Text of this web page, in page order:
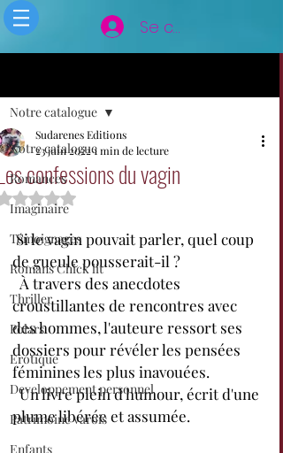
Se connecter
Notre catalogue
Romances
Imaginaire
Témoignages
Romans Chick lit
Thriller
Polars
Erotique
Developpement personnel
Patrimoine varois
Enfants
Notre catalogue
confessions du vagin
Sudarenes Editions
23 juin 20221 min de lecture
Noté NaN étoiles sur 5.
Si le vagin pouvait parler, quel coup
de gueule pousserait-il ?
croustillantes de rencontres avec
des hommes, l'auteure ressort ses
dossiers pour révéler les pensées
féminines les plus inavouées.
  Un livre plein d'humour, écrit d'une
plume libérée et assumée.